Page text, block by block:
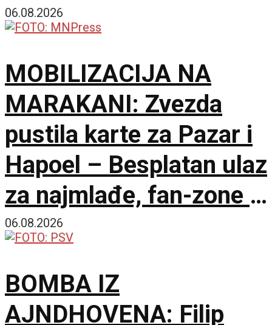
06.08.2026
MOBILIZACIJA NA
MARAKANI: Zvezda
pustila karte za Pazar i
Hapoel – Besplatan ulaz
za najmlađe, fan-zone i
besplatna karta za
06.08.2026
BOMBA IZ
AJNDHOVENA: Filip